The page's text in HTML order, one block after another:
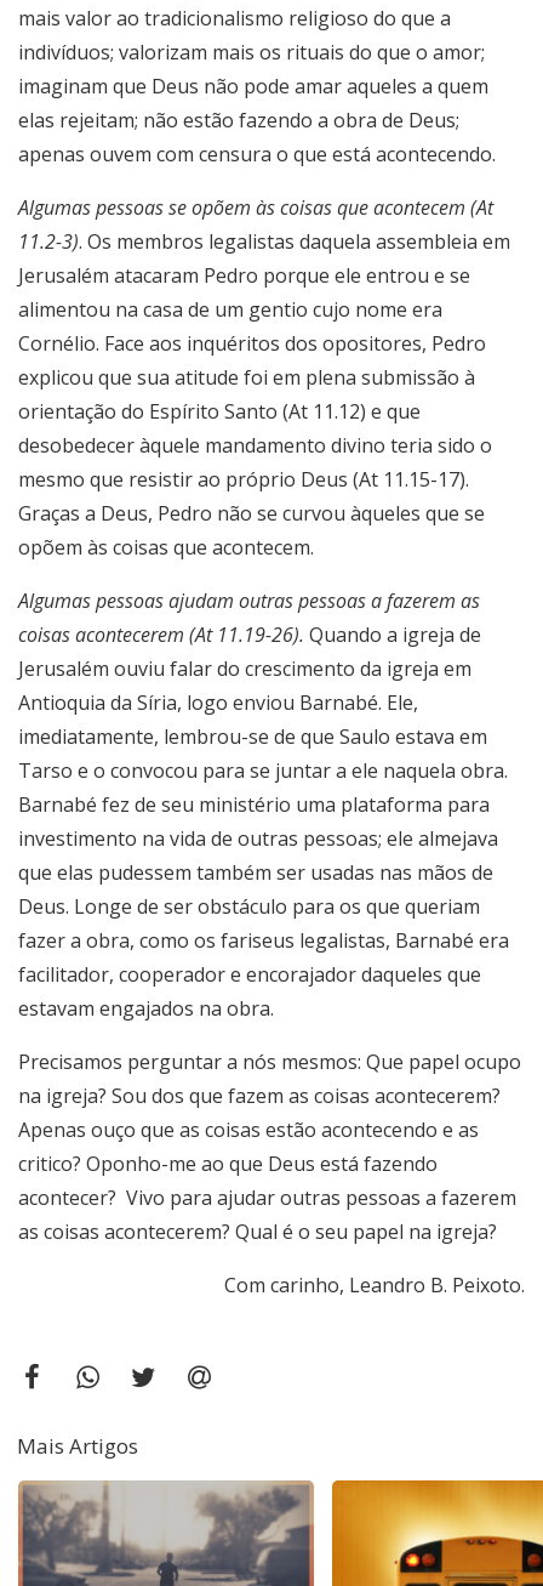
mais valor ao tradicionalismo religioso do que a
indivíduos; valorizam mais os rituais do que o amor;
imaginam que Deus não pode amar aqueles a quem
elas rejeitam; não estão fazendo a obra de Deus;
apenas ouvem com censura o que está acontecendo.
Algumas pessoas se opõem às coisas que acontecem (At
11.2-3). Os membros legalistas daquela assembleia em
Jerusalém atacaram Pedro porque ele entrou e se
alimentou na casa de um gentio cujo nome era
Cornélio. Face aos inquéritos dos opositores, Pedro
explicou que sua atitude foi em plena submissão à
orientação do Espírito Santo (At 11.12) e que
desobedecer àquele mandamento divino teria sido o
mesmo que resistir ao próprio Deus (At 11.15-17).
Graças a Deus, Pedro não se curvou àqueles que se
opõem às coisas que acontecem.
Algumas pessoas ajudam outras pessoas a fazerem as
coisas acontecerem (At 11.19-26). Quando a igreja de
Jerusalém ouviu falar do crescimento da igreja em
Antioquia da Síria, logo enviou Barnabé. Ele,
imediatamente, lembrou-se de que Saulo estava em
Tarso e o convocou para se juntar a ele naquela obra.
Barnabé fez de seu ministério uma plataforma para
investimento na vida de outras pessoas; ele almejava
que elas pudessem também ser usadas nas mãos de
Deus. Longe de ser obstáculo para os que queriam
fazer a obra, como os fariseus legalistas, Barnabé era
facilitador, cooperador e encorajador daqueles que
estavam engajados na obra.
Precisamos perguntar a nós mesmos: Que papel ocupo
na igreja? Sou dos que fazem as coisas acontecerem?
Apenas ouço que as coisas estão acontecendo e as
critico? Oponho-me ao que Deus está fazendo
acontecer? Vivo para ajudar outras pessoas a fazerem
as coisas acontecerem? Qual é o seu papel na igreja?
Com carinho, Leandro B. Peixoto.
Mais Artigos